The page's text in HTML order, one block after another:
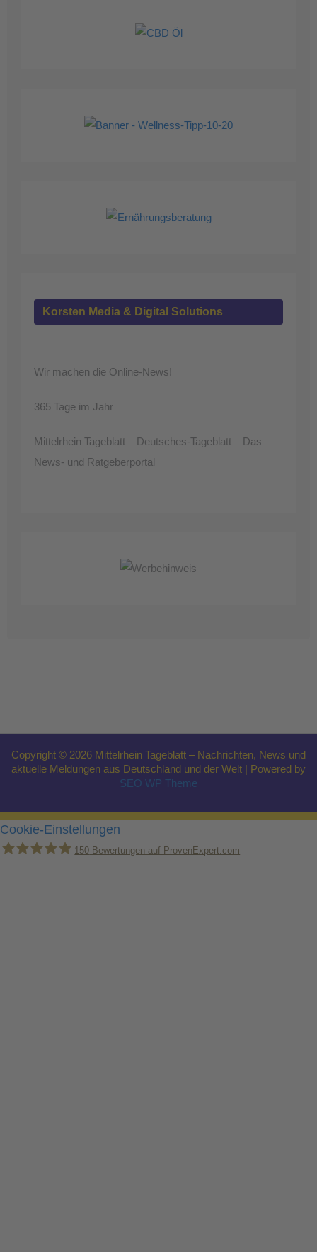
Korsten Media & Digital Solutions
Wir machen die Online-News!
365 Tage im Jahr
Mittelrhein Tageblatt – Deutsches-Tageblatt – Das
News- und Ratgeberportal
Copyright © 2026 Mittelrhein Tageblatt – Nachrichten, News und
aktuelle Meldungen aus Deutschland und der Welt | Powered by
SEO WP Theme
Cookie-Einstellungen
150 Bewertungen auf ProvenExpert.com